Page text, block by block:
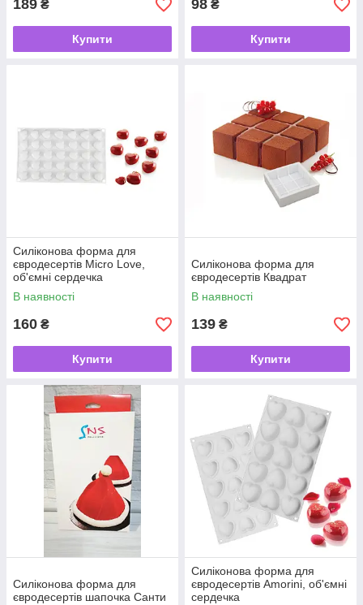
189 ₴
Купити
98 ₴
Купити
Силіконова форма для
євродесертів Micro Love,
об'ємні сердечка
В наявності
160 ₴
Купити
Силіконова форма для
євродесертів Квадрат
В наявності
139 ₴
Купити
Силіконова форма для
євродесертів шапочка Санти
Силіконова форма для
євродесертів Amorini, об'ємні
сердечка